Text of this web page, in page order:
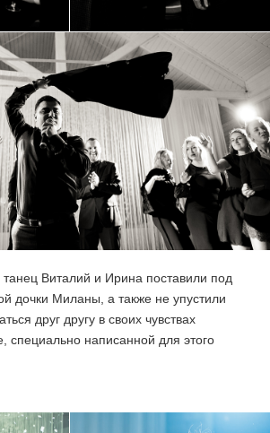
Виталий и Ирина поставили под
дочки Миланы, а также не упустили
друг другу в своих чувствах
специально написанной для этого